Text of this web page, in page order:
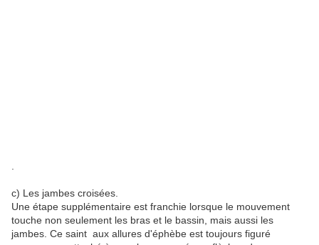
c) Les jambes croisées.
Une étape supplémentaire est franchie lorsque le mouvement
touche non seulement les bras et le bassin, mais aussi les
jambes. Ce saint aux allures d'éphèbe est toujours figuré